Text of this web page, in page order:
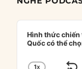
Audio
Player
Hình thức chiến
Quốc có thể
1X